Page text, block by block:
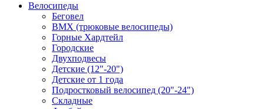
Велосипеды
Беговел
ВМХ (трюковые велосипеды)
Горные Хардтейл
Городские
Двухподвесы
Детские (12"-20")
Детские от 1 года
Подростковый велосипед (20"-24")
Складные